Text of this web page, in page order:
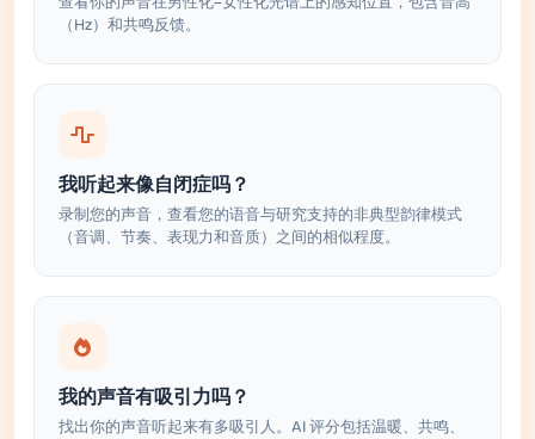
（Hz）和共鸣反馈。
我听起来像自闭症吗？
录制您的声音，查看您的语音与研究支持的非典型韵律模式
（音调、节奏、表现力和音质）之间的相似程度。
我的声音有吸引力吗？
找出你的声音听起来有多吸引人。AI 评分包括温暖、共鸣、